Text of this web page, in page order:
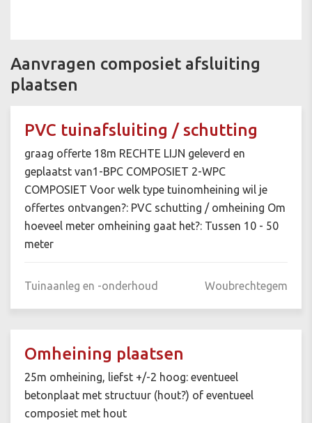
Aanvragen composiet afsluiting
plaatsen
PVC tuinafsluiting / schutting
graag offerte 18m RECHTE LIJN geleverd en
geplaatst van1-BPC COMPOSIET 2-WPC
COMPOSIET Voor welk type tuinomheining wil je
offertes ontvangen?: PVC schutting / omheining Om
hoeveel meter omheining gaat het?: Tussen 10 - 50
meter
Tuinaanleg en -onderhoud Woubrechtegem
Omheining plaatsen
25m omheining, liefst +/-2 hoog: eventueel
betonplaat met structuur (hout?) of eventueel
composiet met hout